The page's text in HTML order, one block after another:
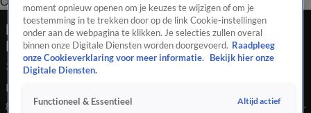
Drie aanhoudingen na steekincident in
Rotterdam, tiener gewond
3 juni 2026, 10:41
Een 16-jarige jongen raakte van dinsdag op woensdagnacht
gewond bij een steekincident in Rotterdam. Het slachtoffer is
moment opnieuw openen om je keuzes te wijzigen of om je
toestemming in te trekken door op de link Cookie-instellingen
onder aan de webpagina te klikken. Je selecties zullen overal
binnen onze Digitale Diensten worden doorgevoerd. Raadpleeg
onze Cookieverklaring voor meer informatie.
Bekijk hier onze
Digitale Diensten.
Functioneel & Essentieel Altijd actief